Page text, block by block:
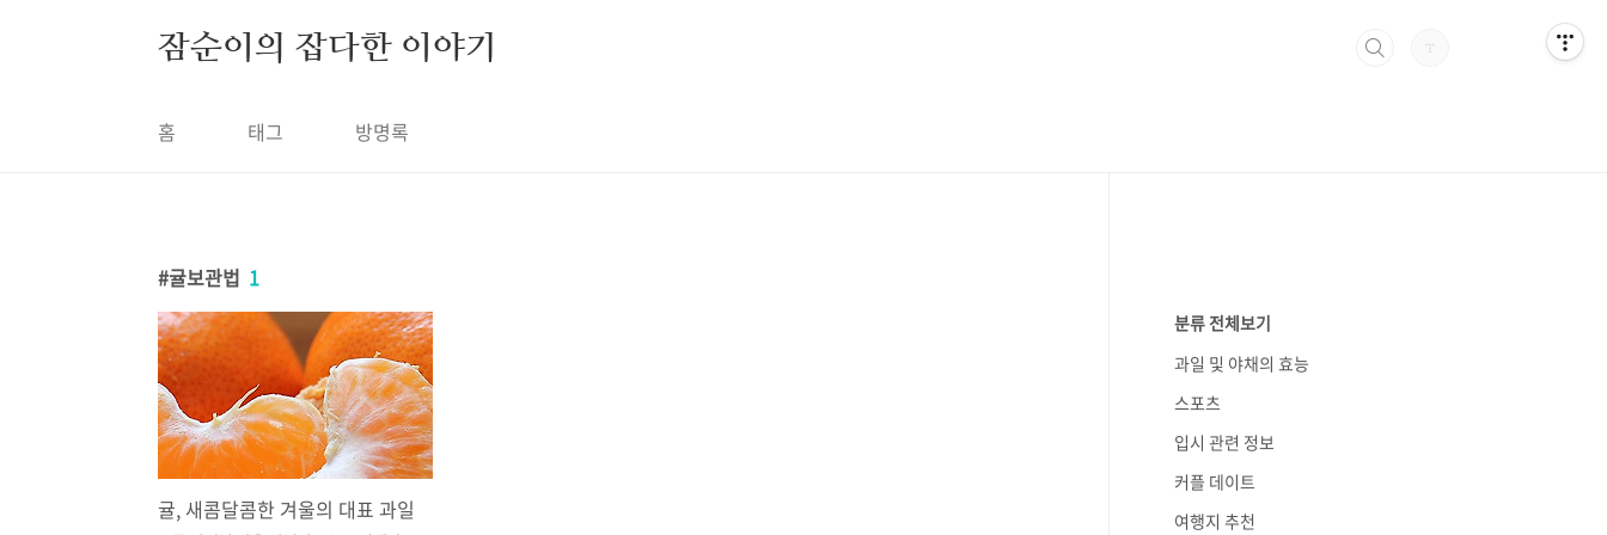
잠순이의 잡다한 이야기
홈 태그 방명록
귤보관법 1
귤, 새콤달콤한 겨울의 대표 과일
분류 전체보기
과일 및 야채의 효능
스포츠
입시 관련 정보
커플 데이트
여행지 추천